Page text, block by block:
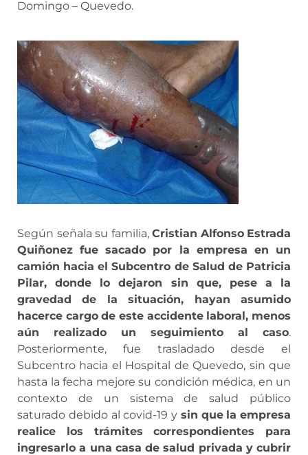
Domingo – Quevedo.
Según señala su familia, Cristian Alfonso Estrada
Quiñonez fue sacado por la empresa en
un
camión hacia el Subcentro de Salud de Patricia
Pilar,
donde lo dejaron sin que, pese a
la
gravedad
de la situación, hayan
asumido
hacerce cargo de este accidente laboral, menos
aún
realizado un seguimiento al caso.
Posteriormente, fue trasladado desde el
Subcentro hacia el Hospital de Quevedo, sin que
hasta la fecha mejore su condición médica, en un
contexto de un sistema de salud público
saturado debido al covid-19 y sin que la empresa
realice
los trámites correspondientes
para
ingresarlo a una casa de salud privada y cubrir